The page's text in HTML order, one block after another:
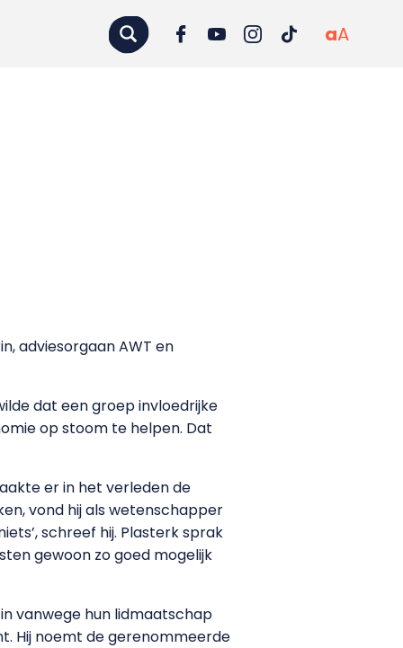
aA
adviesorgaan AWT en
dat een groep invloedrijke
op stoom te helpen. Dat
er in het verleden de
vond hij als wetenschapper
schreef hij. Plasterk sprak
gewoon zo goed mogelijk
vanwege hun lidmaatschap
Hij noemt de gerenommeerde